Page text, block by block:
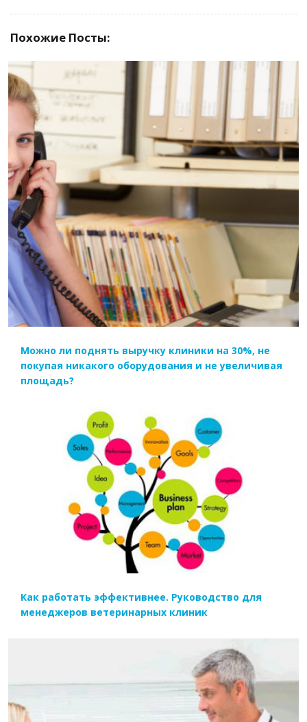
Похожие Посты:
ЧИТАТЬ ДАЛЕЕ
Можно ли поднять выручку клиники на 30%, не
покупая никакого оборудования и не увеличивая
площадь?
ЧИТАТЬ ДАЛЕЕ
Как работать эффективнее. Руководство для
менеджеров ветеринарных клиник